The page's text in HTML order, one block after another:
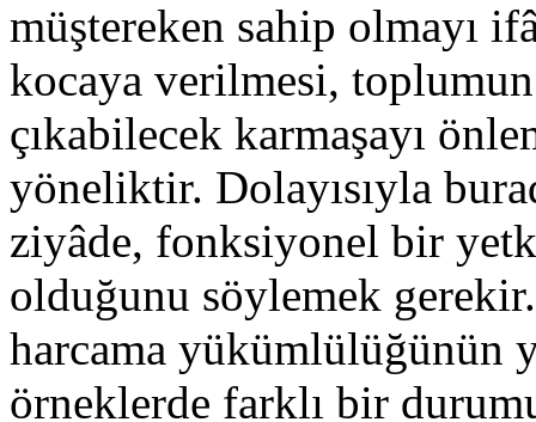
müştereken sahip olmayı
kocaya verilmesi,
çıkabilecek karmaşayı
yöneliktir. Dolayısıyla
ziyâde, fonksiyonel bir
olduğunu söylemek
harcama yükümlülüğünün
örneklerde farklı bir